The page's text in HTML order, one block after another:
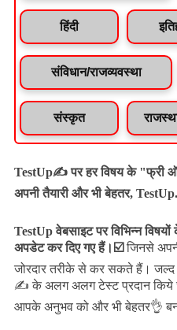
हिंदी
संविधान/राजव्यवस्था
संस्कृत
TestUp✍️ पर हर विषय के "फ्री
अपनी तैयारी और भी बेहतर,
TestUp वेबसाइट पर विभिन्न
अपडेट कर दिए गए हैं। ☑️ जिनसे
जोरदार तरीके से कर सकते हैं।जल्द
✍️ के अलग अलग टेस्ट प्रदान किये
आपके अनुभव को और भी बेहतर👌